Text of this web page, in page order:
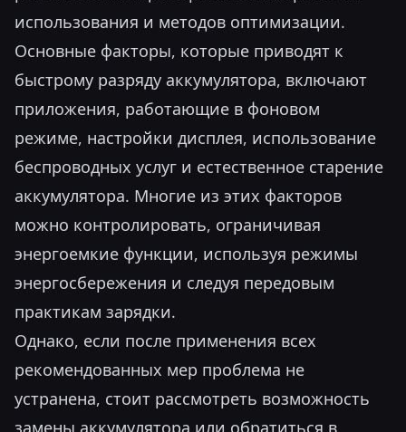
использования и методов оптимизации.
Основные факторы, которые приводят к
быстрому разряду аккумулятора, включают
приложения, работающие в фоновом
режиме, настройки дисплея, использование
беспроводных услуг и естественное старение
аккумулятора. Многие из этих факторов
можно контролировать, ограничивая
энергоемкие функции, используя режимы
энергосбережения и следуя передовым
практикам зарядки.
Однако, если после применения всех
рекомендованных мер проблема не
устранена, стоит рассмотреть возможность
замены аккумулятора или обратиться в